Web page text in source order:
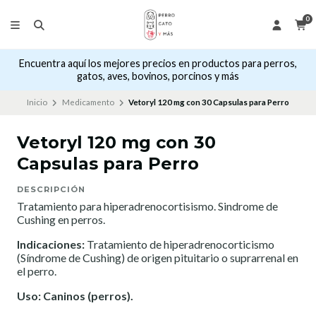
0
Encuentra aquí los mejores precios en productos para perros,
gatos, aves, bovinos, porcinos y más
Inicio Medicamento Vetoryl 120 mg con 30 Capsulas para Perro
Vetoryl 120 mg con 30
Capsulas para Perro
DESCRIPCIÓN
Tratamiento para hiperadrenocortisismo. Sindrome de
Cushing en perros.
Indicaciones: Tratamiento de hiperadrenocorticismo
(Síndrome de Cushing) de origen pituitario o suprarrenal en
el perro.
Uso: Caninos (perros).